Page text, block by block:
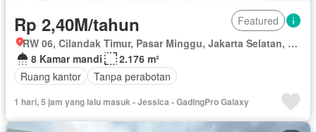
Rp 2,40M/tahun
Featured
RW 06, Cilandak Timur, Pasar Minggu, Jakarta Selatan, Daerah Khusus Ibukota Jakarta
8 Kamar mandi
2.176 m²
Ruang kantor
Tanpa perabotan
1 hari, 5 jam yang lalu masuk - Jessica - GadingPro Galaxy